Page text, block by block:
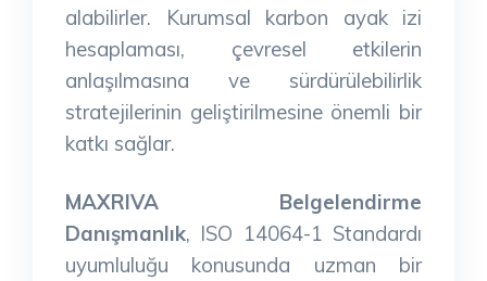
alabilirler. Kurumsal karbon ayak izi
hesaplaması, çevresel etkilerin
anlaşılmasına ve sürdürülebilirlik
stratejilerinin geliştirilmesine önemli bir
katkı sağlar.
MAXRIVA Belgelendirme
Danışmanlık, ISO 14064-1 Standardı
uyumluluğu konusunda uzman bir